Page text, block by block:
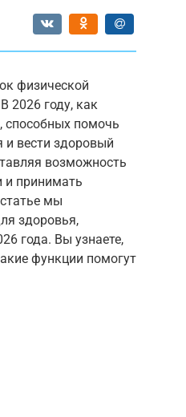
физической
2026 году, как
способных помочь
и вести здоровый
возможность
и принимать
мы
здоровья,
года. Вы узнаете,
функции помогут